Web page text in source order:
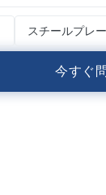
スチールプレ
今す ぐ 問